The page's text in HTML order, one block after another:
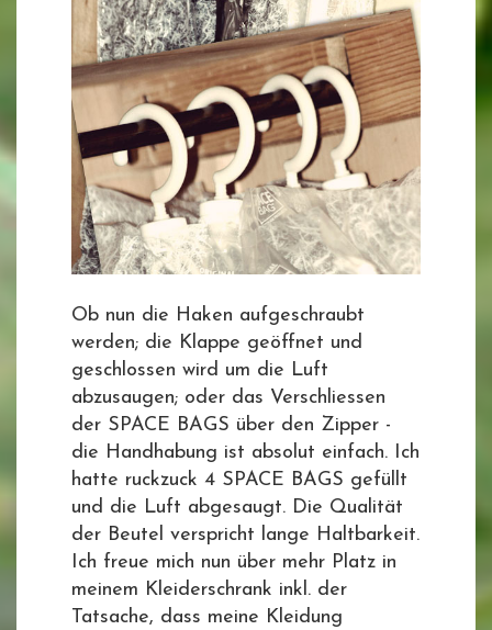
Ob nun die Haken aufgeschraubt
werden; die Klappe geöffnet und
geschlossen wird um die Luft
abzusaugen; oder das Verschliessen
der SPACE BAGS über den Zipper -
die Handhabung ist absolut einfach. Ich
hatte ruckzuck 4 SPACE BAGS gefüllt
und die Luft abgesaugt. Die Qualität
der Beutel verspricht lange Haltbarkeit.
Ich freue mich nun über mehr Platz in
meinem Kleiderschrank inkl. der
Tatsache, dass meine Kleidung